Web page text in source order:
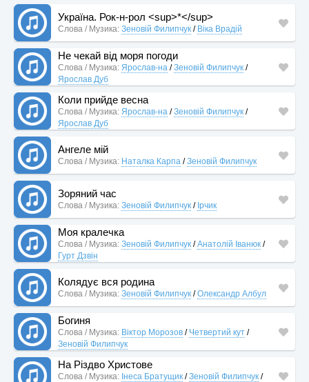
Україна. Рок-н-рол <sup>*</sup>
Слова / Музика: Зеновій Филипчук / Віка Врадій
Не чекай від моря погоди
Слова / Музика: Ярослав-на /Зеновій Филипчук /
Ярослав Дуб
Коли прийде весна
Слова / Музика: Ярослав-на /Зеновій Филипчук /
Ярослав Дуб
Ангеле мій
Слова / Музика: Наталка Карпа /Зеновій Филипчук
Зоряний час
Слова / Музика: Зеновій Филипчук / Ірчик
Моя кралечка
Слова / Музика: Зеновій Филипчук /Анатолій Іванюк /
Гурт Дзвін
Колядує вся родина
Слова / Музика: Зеновій Филипчук /Олександр Албул
Богиня
Слова / Музика: Віктор Морозов / Четвертий кут /
Зеновій Филипчук
На Різдво Христове
Слова / Музика: Інеса Братущик /Зеновій Филипчук /